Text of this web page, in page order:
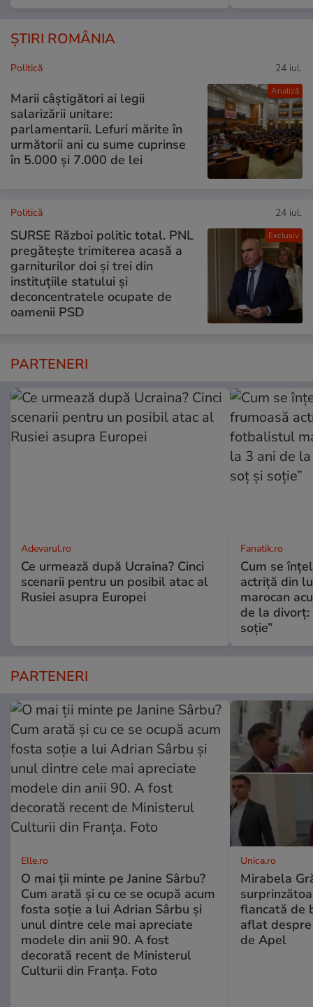
ȘTIRI ROMÂNIA
Analiză
Politică 24 iul.
Marii câștigători ai legii
salarizării unitare:
parlamentarii. Lefuri mărite în
următorii ani cu sume cuprinse
în 5.000 și 7.000 de lei
Exclusiv
Politică 24 iul.
SURSE Război politic total. PNL
pregătește trimiterea acasă a
garniturilor doi și trei din
instituțiile statului și
deconcentratele ocupate de
oamenii PSD
PARTENERI
Adevarul.ro
Ce urmează după Ucraina? Cinci
scenarii pentru un posibil atac al
Rusiei asupra Europei
Fanatik.ro
Cum se
actriță din
marocan
de la divorț:
soție”
PARTENERI
Elle.ro
O mai ții minte pe Janine Sârbu?
Cum arată și cu ce se ocupă acum
fosta soție a lui Adrian Sârbu și
unul dintre cele mai apreciate
modele din anii 90. A fost
decorată recent de Ministerul
Culturii din Franța. Foto
Unica.ro
Mirabela
flancată de
aflat
de Apel